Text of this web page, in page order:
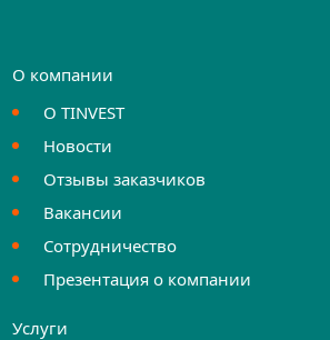
О компании
О TINVEST
Новости
Отзывы заказчиков
Вакансии
Сотрудничество
Презентация о компании
Услуги